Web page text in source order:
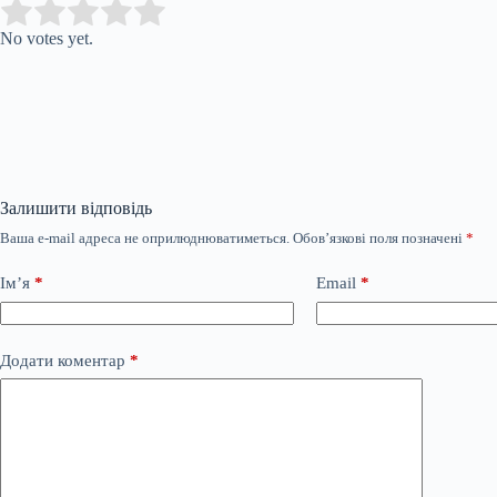
Rate this item:
No votes yet.
Залишити відповідь
Ваша e-mail адреса не оприлюднюватиметься. Обов’язкові поля позначені *
Ім’я * Email *
Додати коментар *